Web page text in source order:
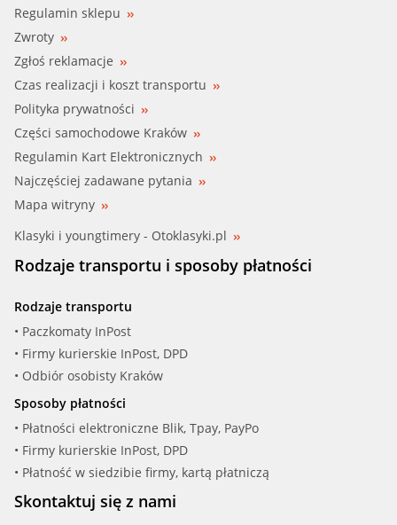
GK (980510)
GMB (115-1080)
GMB (GWBM-08A)
GP (PA 586)
GRAF (PA369)
HEPU (P458)
KWP (10369)
MAG (350981616000)
METELLI (24-0369)
OPTIMAL (AQ-1103)
QUINTON HA (QCP2646)
Regulamin sklepu
Zwroty
Zgłoś reklamacje
Czas realizacji i koszt transportu
Polityka prywatności
Części samochodowe Kraków
Regulamin Kart Elektronicznych
Najczęściej zadawane pytania
Mapa witryny
Klasyki i youngtimery - Otoklasyki.pl
Rodzaje transportu i sposoby płatności
Rodzaje transportu
• Paczkomaty InPost
• Firmy kurierskie InPost, DPD
• Odbiór osobisty Kraków
Sposoby płatności
• Płatności elektroniczne Blik, Tpay, PayPo
• Firmy kurierskie InPost, DPD
• Płatność w siedzibie firmy, kartą płatniczą
Skontaktuj się z nami